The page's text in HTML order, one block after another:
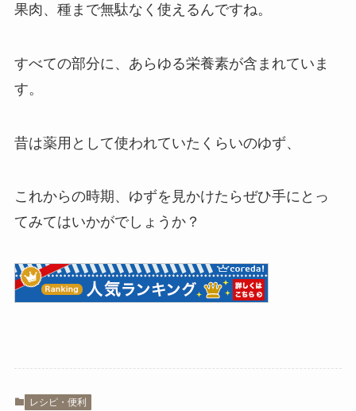
果肉、種まで無駄なく使えるんですね。
すべての部分に、あらゆる栄養素が含まれていま
す。
昔は薬用として使われていたくらいのゆず、
これからの時期、ゆずを見かけたらぜひ手にとっ
てみてはいかがでしょうか？
レシピ・便利